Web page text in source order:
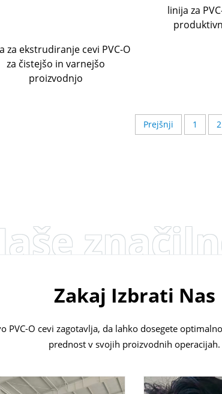
za ekstrudiranje cevi PVC-O
za čistejšo in varnejšo
proizvodnjo
linija za
Prejšnji 1 2
Zakaj Izbrati Nas
PVC-O cevi zagotavlja, da lahko dosegete
prednost v svojih proizvodnih operacijah.